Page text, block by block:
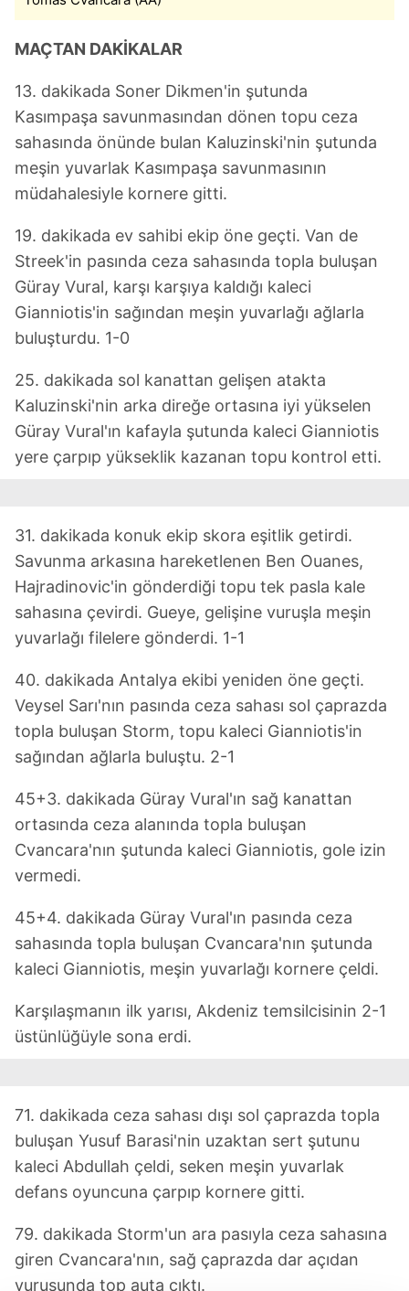
MAÇTAN DAKİKALAR
13. dakikada Soner Dikmen'in şutunda
Kasımpaşa savunmasından dönen topu ceza
sahasında önünde bulan Kaluzinski'nin şutunda
meşin yuvarlak Kasımpaşa savunmasının
müdahalesiyle kornere gitti.
19. dakikada ev sahibi ekip öne geçti. Van de
Streek'in pasında ceza sahasında topla buluşan
Güray Vural, karşı karşıya kaldığı kaleci
Gianniotis'in sağından meşin yuvarlağı ağlarla
buluşturdu. 1-0
25. dakikada sol kanattan gelişen atakta
Kaluzinski'nin arka direğe ortasına iyi yükselen
Güray Vural'ın kafayla şutunda kaleci Gianniotis
yere çarpıp yükseklik kazanan topu kontrol etti.
31. dakikada konuk ekip skora eşitlik getirdi.
Savunma arkasına hareketlenen Ben Ouanes,
Hajradinovic'in gönderdiği topu tek pasla kale
sahasına çevirdi. Gueye, gelişine vuruşla meşin
yuvarlağı filelere gönderdi. 1-1
40. dakikada Antalya ekibi yeniden öne geçti.
Veysel Sarı'nın pasında ceza sahası sol çaprazda
topla buluşan Storm, topu kaleci Gianniotis'in
sağından ağlarla buluştu. 2-1
45+3. dakikada Güray Vural'ın sağ kanattan
ortasında ceza alanında topla buluşan
Cvancara'nın şutunda kaleci Gianniotis, gole izin
vermedi.
45+4. dakikada Güray Vural'ın pasında ceza
sahasında topla buluşan Cvancara'nın şutunda
kaleci Gianniotis, meşin yuvarlağı kornere çeldi.
Karşılaşmanın ilk yarısı, Akdeniz temsilcisinin 2-1
üstünlüğüyle sona erdi.
71. dakikada ceza sahası dışı sol çaprazda topla
buluşan Yusuf Barasi'nin uzaktan sert şutunu
kaleci Abdullah çeldi, seken meşin yuvarlak
defans oyuncuna çarpıp kornere gitti.
79. dakikada Storm'un ara pasıyla ceza sahasına
giren Cvancara'nın, sağ çaprazda dar açıdan
vuruşunda top auta çıktı.